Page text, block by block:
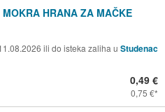
HRANA ZA MAČKE
ili do isteka zaliha u Studenac
0,49 €
0,75 €